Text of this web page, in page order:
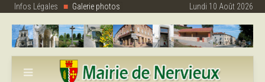
Infos Légales Galerie photos Lundi 10 Août 2026